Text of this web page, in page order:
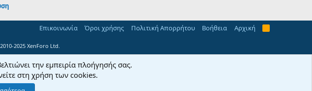
Επικοινωνία Όροι χρήσης Πολιτική Απορρήτου Βοήθεια Αρχική
R
2025 XenForo Ltd.
την εμπειρία πλοήγησής σας.
στη χρήση των cookies.